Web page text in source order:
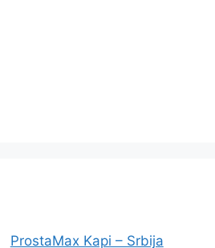
ProstaMax Kapi – Srbija